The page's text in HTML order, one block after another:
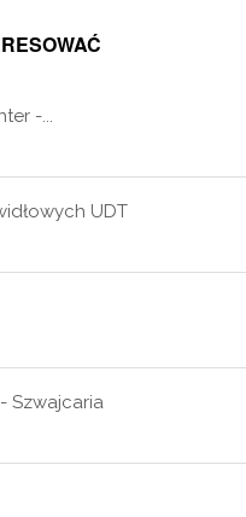
-...
UDT
Szwajcaria